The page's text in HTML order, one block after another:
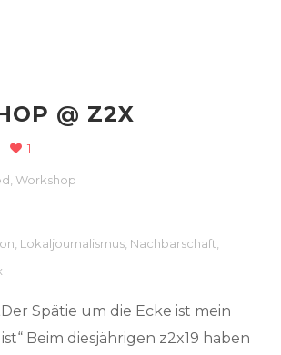
@ Z2X
1
,Workshop
Lokaljournalismus Nachbarschaft
Spätie um die Ecke ist mein
Beim diesjährigen z2x19 haben